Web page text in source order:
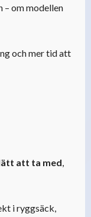
om modellen
och mer tid att
att ta med,
i ryggsäck,